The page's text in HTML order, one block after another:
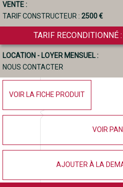
VENTE :
TARIF CONSTRUCTEUR : 2500 €
TARIF RECONDITIONNÉ :
LOCATION - LOYER MENSUEL :
NOUS CONTACTER
VOIR LA FICHE PRODUIT
VOIR
AJOUTER À LA